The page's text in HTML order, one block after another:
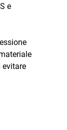
e
evitare